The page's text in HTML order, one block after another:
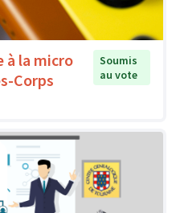
à la micro
Corps
Soumis
au vote